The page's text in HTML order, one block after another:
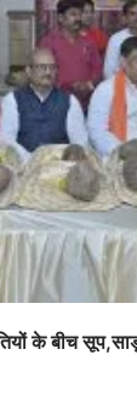
के बीच